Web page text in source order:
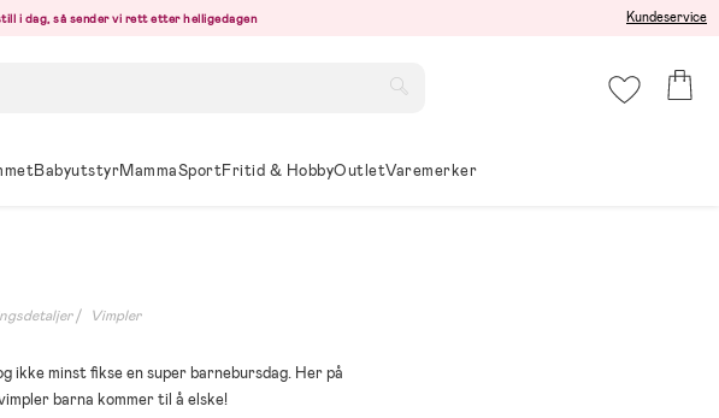
i dag, så sender vi rett etter helligedagen Kundeservice
BabyutstyrMammaSportFritid & HobbyOutletVaremerker
Vimpler
ikke minst fikse en super barnebursdag. Her på
barna kommer til å elske!